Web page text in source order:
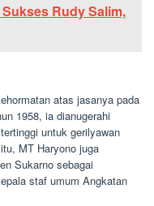
Rudy Salim,
atas jasanya pada
1958, ia dianugerahi
untuk gerilyawan
MT Haryono juga
Sukarno sebagai
staf umum Angkatan